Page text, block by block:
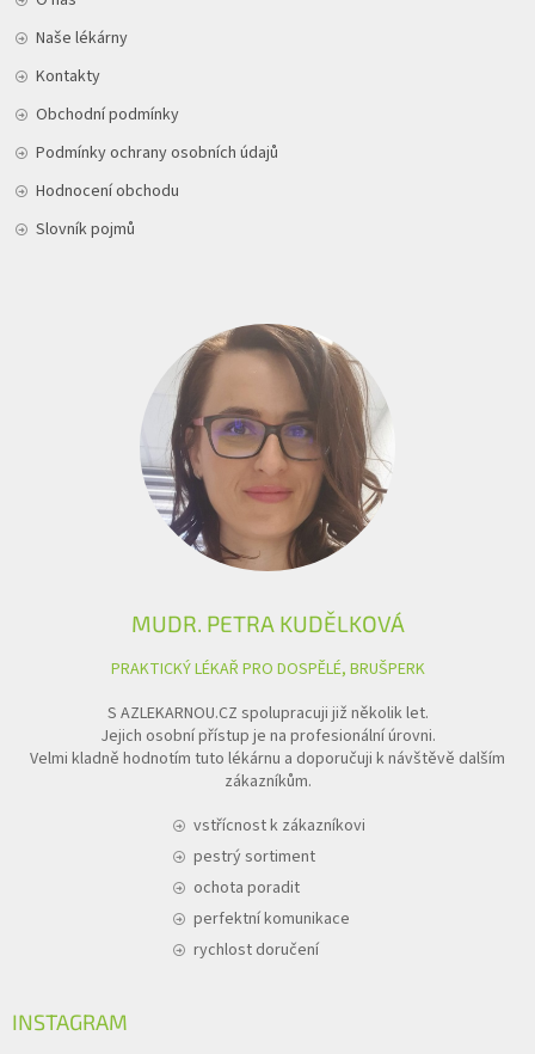
Naše lékárny
Kontakty
Obchodní podmínky
Podmínky ochrany osobních údajů
Hodnocení obchodu
Slovník pojmů
MUDR. PETRA KUDĚLKOVÁ
PRAKTICKÝ LÉKAŘ PRO DOSPĚLÉ, BRUŠPERK
S AZLEKARNOU.CZ spolupracuji již několik let.
Jejich osobní přístup je na profesionální úrovni.
Velmi kladně hodnotím tuto lékárnu a doporučuji k návštěvě dalším
zákazníkům.
vstřícnost k zákazníkovi
pestrý sortiment
ochota poradit
perfektní komunikace
rychlost doručení
INSTAGRAM